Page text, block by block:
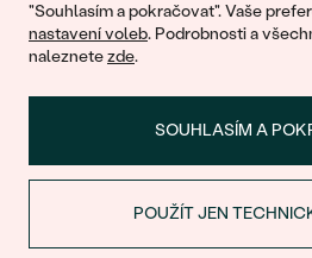
"Souhlasím a pokračovat". Vaše
nastavení voleb. Podrobnosti a
naleznetezde.
SOUHLASÍM A
POUŽÍT JEN
© 2011 - 2026, Eppi.cz